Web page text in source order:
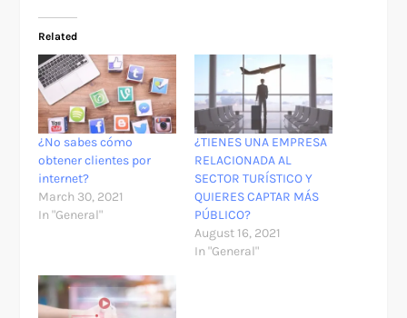
Related
¿No sabes cómo
obtener clientes por
internet?
March 30, 2021
In "General"
¿TIENES UNA EMPRESA
RELACIONADA AL
SECTOR TURÍSTICO Y
QUIERES CAPTAR MÁS
PÚBLICO?
August 16, 2021
In "General"